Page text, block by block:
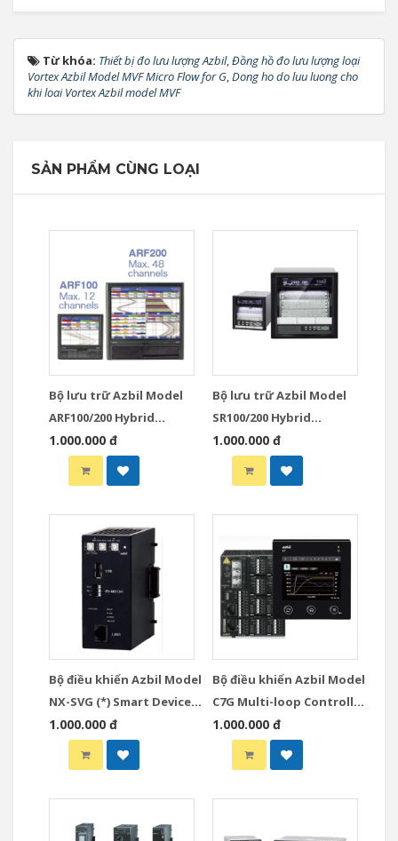
Từ khóa: Thiết bị đo lưu lượng Azbil,Đồng hồ đo lưu lượng loại
Vortex Azbil Model MVF Micro Flow for G,Dong ho do luu luong cho
khi loai Vortex Azbil model MVF
SẢN PHẨM CÙNG LOẠI
Bộ lưu trữ Azbil Model
ARF100/200 Hybrid
Recorders
1.000.000 đ
Bộ lưu trữ Azbil Model
SR100/200 Hybrid
Recorders
1.000.000 đ
Bộ điều khiển Azbil Model
NX-SVG (*) Smart Device
Gateway
1.000.000 đ
Bộ điều khiển Azbil Model
C7G Multi-loop Controller
with Multifunction
Display Model
1.000.000 đ